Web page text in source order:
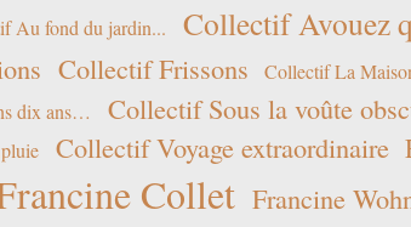
Au fond du jardin...
Collectif Avouez
Collectif Frissons Collectif La
dix ans… Collectif Sous la voûte
Collectif Voyage extraordinaire
Collet Francine